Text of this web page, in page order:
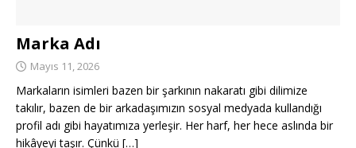
Marka Adı
Mayıs 11, 2026
Markaların isimleri bazen bir şarkının nakaratı gibi dilimize
takılır, bazen de bir arkadaşımızın sosyal medyada kullandığı
profil adı gibi hayatımıza yerleşir. Her harf, her hece aslında bir
hikâyeyi taşır. Çünkü […]